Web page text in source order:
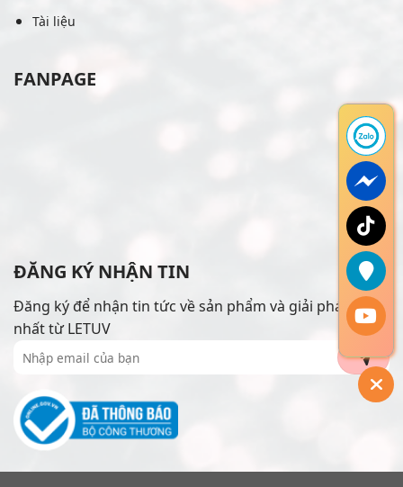
Tài liệu
FANPAGE
ĐĂNG KÝ NHẬN TIN
Đăng ký để nhận tin tức về sản phẩm và giải pháp mới
nhất từ LETUV